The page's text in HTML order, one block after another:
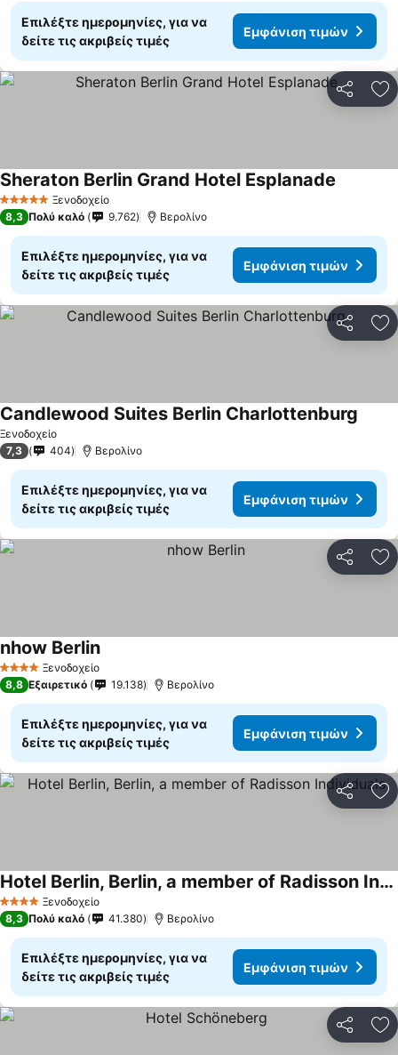
Επιλέξτε ημερομηνίες, για να
δείτε τις ακριβείς τιμές
Εμφάνιση τιμών
5 Αστέρια Ξενοδοχείο
Sheraton Berlin Grand Hotel Esplanade
8,3 Πολύ καλό 9.762 Βερολίνο
Επιλέξτε ημερομηνίες, για να
δείτε τις ακριβείς τιμές
Εμφάνιση τιμών
Ξενοδοχείο
Candlewood Suites Berlin Charlottenburg
7,3 404 Βερολίνο
Επιλέξτε ημερομηνίες, για να
δείτε τις ακριβείς τιμές
Εμφάνιση τιμών
4 ΑστέριαΞενοδοχείο
nhow BerlinΕμφάνιση τιμών
8,8 Εξαιρετικό 19.138 Βερολίνο
Επιλέξτε ημερομηνίες, για να
δείτε τις ακριβείς τιμές
Εμφάνιση τιμών
4 ΑστέριαΞενοδοχείο
Hotel Berlin, Berlin, a member of Radisson Individuals
Εμφάνιση τιμών
8,3 Πολύ καλό 41.380 Βερολίνο
Επιλέξτε ημερομηνίες, για να
δείτε τις ακριβείς τιμές
Εμφάνιση τιμών